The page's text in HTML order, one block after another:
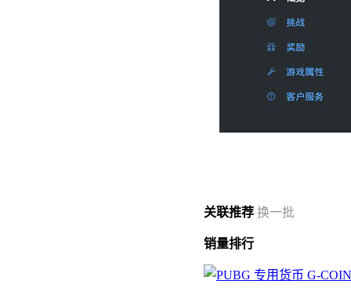
关联推荐 换一批
销量排行